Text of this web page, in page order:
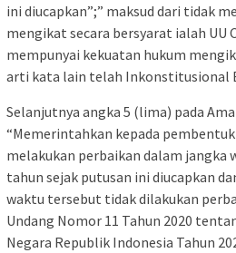
ini diucapkan”;” maksud dari tidak
mengikat secara bersyarat ialah
mempunyai kekuatan hukum
arti kata lain telah Inkonstitusional
Selanjutnya angka 5 (lima) pada
“Memerintahkan kepada
melakukan perbaikan dalam jangka
tahun sejak putusan ini diucapkan
waktu tersebut tidak dilakukan
Undang Nomor 11 Tahun 2020
Negara Republik Indonesia Tahun